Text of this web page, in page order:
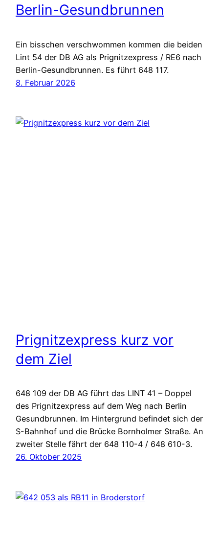
Berlin-Gesundbrunnen
Ein bisschen verschwommen kommen die beiden
Lint 54 der DB AG als Prignitzexpress / RE6 nach
Berlin-Gesundbrunnen. Es führt 648 117.
8. Februar 2026
Prignitzexpress kurz vor
dem Ziel
648 109 der DB AG führt das LINT 41 – Doppel
des Prignitzexpress auf dem Weg nach Berlin
Gesundbrunnen. Im Hintergrund befindet sich der
S-Bahnhof und die Brücke Bornholmer Straße. An
zweiter Stelle fährt der 648 110-4 / 648 610-3.
26. Oktober 2025